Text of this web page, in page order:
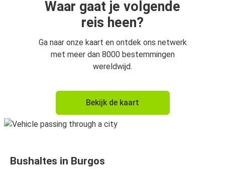
Burgos
Bordeaux
Amsterdam
Burgos
Waar gaat je volgende
reis heen?
Ga naar onze kaart en ontdek ons netwerk
met meer dan 8000 bestemmingen
wereldwijd.
Bekijk de kaart
Bushaltes in Burgos